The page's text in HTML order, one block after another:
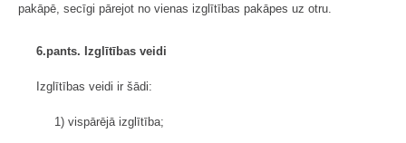
pakāpē, secīgi pārejot no vienas izglītības pakāpes uz otru.
6.pants. Izglītības veidi
Izglītības veidi ir šādi:
1) vispārējā izglītība;